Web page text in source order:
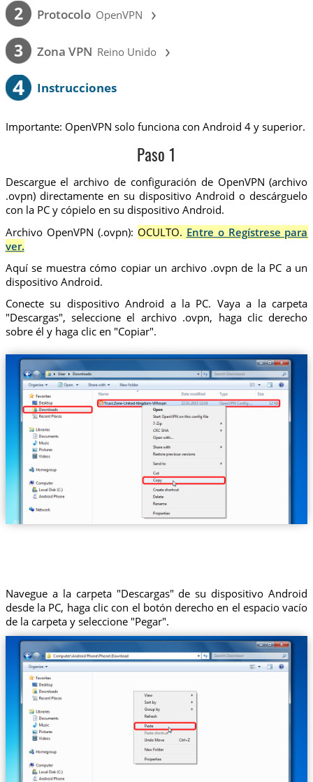
2 Protocolo OpenVPN ›
3 Zona VPN Reino Unido ›
4 Instrucciones
Importante: OpenVPN solo funciona con Android 4 y superior.
Paso 1
Descargue el archivo de configuración de OpenVPN (archivo
.ovpn) directamente en su dispositivo Android o descárguelo
con la PC y cópielo en su dispositivo Android.
Archivo OpenVPN (.ovpn): OCULTO. Entre o Regístrese para
ver.
Aquí se muestra cómo copiar un archivo .ovpn de la PC a un
dispositivo Android.
Conecte su dispositivo Android a la PC. Vaya a la carpeta
"Descargas", seleccione el archivo .ovpn, haga clic derecho
sobre él y haga clic en "Copiar".
Trust.Zone-United-Kingdom-VIP.ovpn
Navegue a la carpeta "Descargas" de su dispositivo Android
desde la PC, haga clic con el botón derecho en el espacio vacío
de la carpeta y seleccione "Pegar".